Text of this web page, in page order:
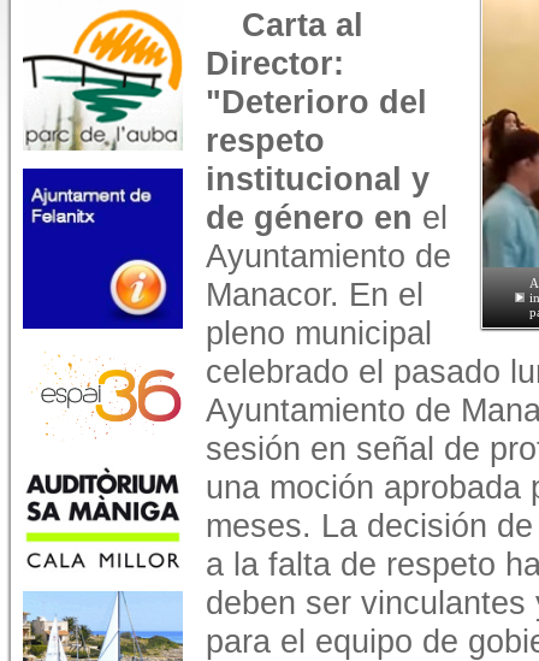
Carta al
Director:
"Deterioro del
respeto
institucional y
de género en el
Ayuntamiento de
Manacor. En el
pleno municipal
celebrado el pasado
Ayuntamiento de
sesión en señal de
una moción aprobada
meses. La decisión
a la falta de respeto
deben ser
para el equipo de